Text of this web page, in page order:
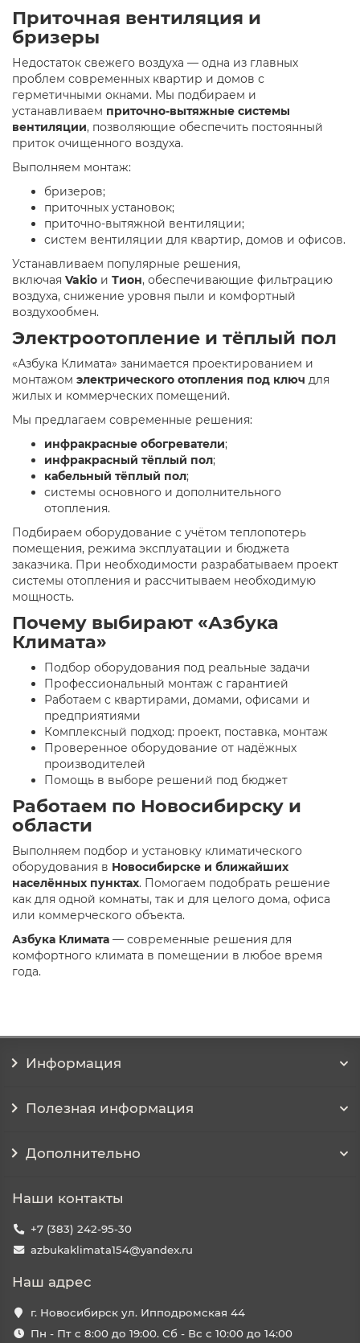
Приточная вентиляция и
бризеры
Недостаток свежего воздуха — одна из главных
проблем современных квартир и домов с
герметичными окнами. Мы подбираем и
устанавливаем приточно-вытяжные системы
вентиляции, позволяющие обеспечить постоянный
приток очищенного воздуха.
Выполняем монтаж:
бризеров;
приточных установок;
приточно-вытяжной вентиляции;
систем вентиляции для квартир, домов и офисов.
Устанавливаем популярные решения,
включая Vakio и Тион, обеспечивающие фильтрацию
воздуха, снижение уровня пыли и комфортный
воздухообмен.
Электроотопление и тёплый пол
«Азбука Климата» занимается проектированием и
монтажом электрического отопления под ключ для
жилых и коммерческих помещений.
Мы предлагаем современные решения:
инфракрасные обогреватели;
инфракрасный тёплый пол;
кабельный тёплый пол;
системы основного и дополнительного
отопления.
Подбираем оборудование с учётом теплопотерь
помещения, режима эксплуатации и бюджета
заказчика. При необходимости разрабатываем проект
системы отопления и рассчитываем необходимую
мощность.
Почему выбирают «Азбука
Климата»
Подбор оборудования под реальные задачи
Профессиональный монтаж с гарантией
Работаем с квартирами, домами, офисами и
предприятиями
Комплексный подход: проект, поставка, монтаж
Проверенное оборудование от надёжных
производителей
Помощь в выборе решений под бюджет
Работаем по Новосибирску и
области
Выполняем подбор и установку климатического
оборудования в Новосибирске и ближайших
населённых пунктах. Помогаем подобрать решение
как для одной комнаты, так и для целого дома, офиса
или коммерческого объекта.
Азбука Климата — современные решения для
комфортного климата в помещении в любое время
года.
Информация
Полезная информация
Дополнительно
Наши контакты
+7 (383) 242-95-30
azbukaklimata154@yandex.ru
Наш адрес
г. Новосибирск ул. Ипподромская 44
Пн - Пт с 8:00 до 19:00. Сб - Вс с 10:00 до 14:00